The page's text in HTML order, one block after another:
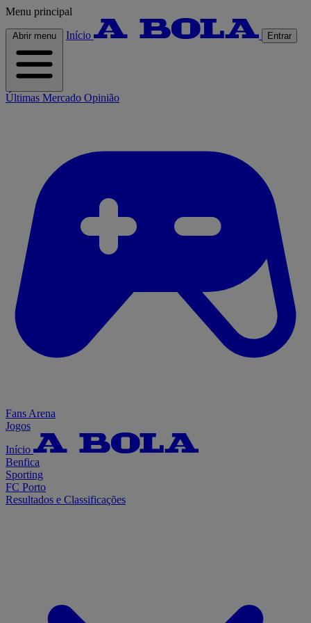
Menu principal
Abrir menu Início Entrar
Últimas Mercado Opinião
Fans Arena
Jogos
Início
Benfica
Sporting
FC Porto
Resultados e Classificações